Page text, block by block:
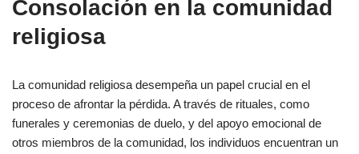
Consolación en la comunidad
religiosa
La comunidad religiosa desempeña un papel crucial en el
proceso de afrontar la pérdida. A través de rituales, como
funerales y ceremonias de duelo, y del apoyo emocional de
otros miembros de la comunidad, los individuos encuentran un